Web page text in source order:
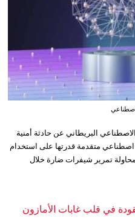
البريطاني عن حادثة أمنية
متقدمة قدرتها على استخدام
تمرير شيفرات ضارة خلال
في قلب غابات الأمازون